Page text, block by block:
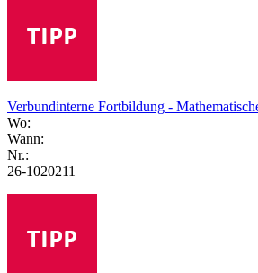
Verbundinterne Fortbildung -
Wo:
Wann:
Nr.:
26-1020211